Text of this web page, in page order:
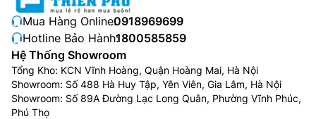
đình không có nhu cầu sưởi ấm trong mùa đông.
Điều hòa Gree 2 chiều:Loại máy điều hòa Gree 2
chiều vừa có khả năng làm lạnh trong mùa hè, vừa có
thể làm ấm trong mùa đông. Giá thành cao hơn điều
hòa Gree 1 chiều, phù hợp với những nơi có cả mùa
đông và mùa hè.
Mua Hàng Online:0918969699
Hotline Bảo Hành:1800585859
Hệ Thống Showroom
Tổng Kho: KCN Vĩnh Hoàng, Quận Hoàng Mai, Hà Nội
Showroom: Số 488 Hà Huy Tập, Yên Viên, Gia Lâm, Hà Nội
Showroom: Số 89A Đường Lạc Long Quân, Phường Vĩnh Phúc,
Phú Thọ